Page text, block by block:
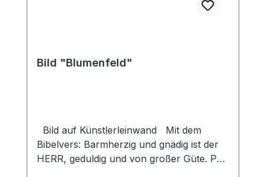
Bild "Blumenfeld"
Bild auf Künstlerleinwand Mit dem
Bibelvers: Barmherzig und gnädig ist der
HERR, geduldig und von großer Güte. Ps.